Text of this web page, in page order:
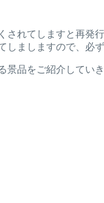
れてしますと再発行
ましますので、必
景品をご紹介していき